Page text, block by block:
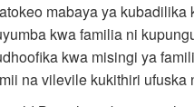
mabaya ya kubadilika
kwa familia ni
kwa misingi ya
na vilevile kukithiri ufuska